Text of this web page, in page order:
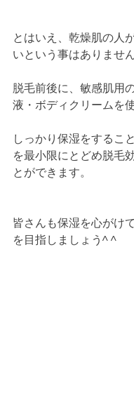
とはいえ、乾燥肌の人
いという事はありませ
脱毛前後に、敏感肌用
液・ボディクリームを使
しっかり保湿をするこ
を最小限にとどめ脱毛
とができます。
皆さんも保湿を心がけ
を目指しましょう^ ^